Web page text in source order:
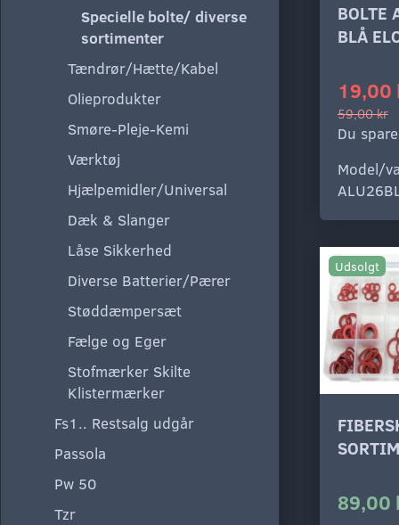
Specielle bolte/ diverse
sortimenter
Tændrør/Hætte/Kabel
Olieprodukter
Smøre-Pleje-Kemi
Værktøj
Hjælpemidler/Universal
Dæk & Slanger
Låse Sikkerhed
Diverse Batterier/Pærer
Støddæmpersæt
Fælge og Eger
Stofmærker Skilte
Klistermærker
Fs1.. Restsalg udgår
Passola
Pw 50
Tzr
BOLTE
BLÅ
19,00
59,00 kr
Du
Model/
Udsolgt
89,00